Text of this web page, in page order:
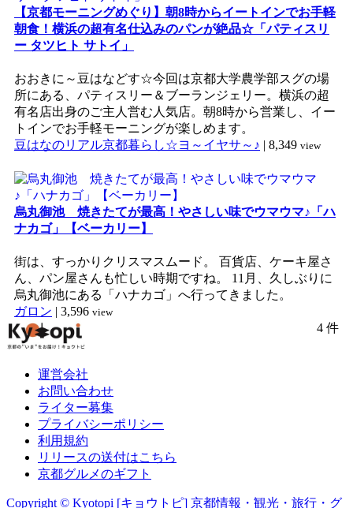
【京都モーニングめぐり】朝8時からイートインでお手軽
朝食！横浜の超有名仕込みのパンが絶品☆「パティスリ
ー タツヒト サトイ」
おおきに～豆はなどす☆今回は京都大学農学部スグの場
所にある、パティスリー＆ブーランジェリー。横浜の超
有名店出身のご主人営む人気店。朝8時から営業し、イー
トインでお手軽モーニングが楽しめます。
豆はなのリアル京都暮らし☆ヨ～イヤサ～♪ | 8,349 view
烏丸御池 焼きたてが最高！やさしい味でウマウマ♪「ハ
ナカゴ」【ベーカリー】
街は、すっかりクリスマスムード。 百貨店、ケーキ屋さ
ん、パン屋さんも忙しい時期ですね。 11月、久しぶりに
烏丸御池にある「ハナカゴ」へ行ってきました。
ガロン | 3,596 view
4 件
運営会社
お問い合わせ
ライター募集
プライバシーポリシー
利用規約
リリースの送付はこちら
京都グルメのギフト
Copyright © Kyotopi [キョウトピ] 京都情報・観光・旅行・グ